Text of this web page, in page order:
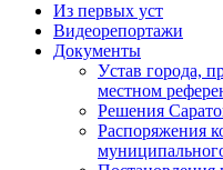
Из пеpвых уст
Видеорепортажи
Документы
Уcтав города,
местном
Решения
Распоряжения